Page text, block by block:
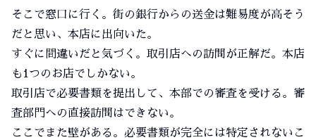
そこで窓口に行く。街の銀行からの送金は難易度が高そう
だと思い、本店に出向いた。
すぐに間違いだと気づく。取引店への訪問が正解だ。本店
も1つのお店でしかない。
取引店で必要書類を提出して、本部での審査を受ける。審
査部門への直接訪問はできない。
ここでまた壁がある。必要書類が完全には特定されないこ